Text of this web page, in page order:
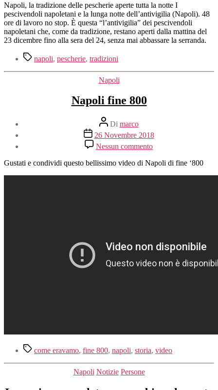
Napoli, la tradizione delle pescherie aperte tutta la notte I
pescivendoli napoletani e la lunga notte dell’antivigilia (Napoli). 48
ore di lavoro no stop. È questa “l’antivigilia” dei pescivendoli
napoletani che, come da tradizione, restano aperti dalla mattina del
23 dicembre fino alla sera del 24, senza mai abbassare la serranda.
Tagnapoli, pescherie, tradizioni
Categorie
Napoli
Napoli fine 800
Autore
articolo
Di marco
Data
dell'articolo
26 Novembre 2018
Nessun commento
Napoli
fine
800
Gustati e condividi questo bellissimo video di Napoli di fine ‘800
Tag come eravamo, fine 800, napoli, storia, video
Categorie
Napoli Notizie Persone